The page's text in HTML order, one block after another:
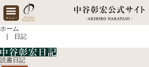
ホーム
| 日記
読書日記